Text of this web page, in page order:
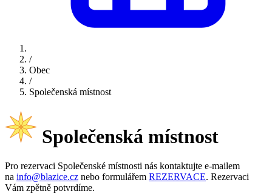
/
Obec
/
Společenská místnost
Společenská místnost
Pro rezervaci Společenské místnosti nás kontaktujte e-mailem
na info@blazice.cz nebo formulářem REZERVACE. Rezervaci
Vám zpětně potvrdíme.